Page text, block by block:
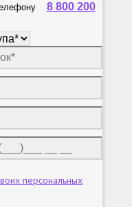
8 800 200
персональных